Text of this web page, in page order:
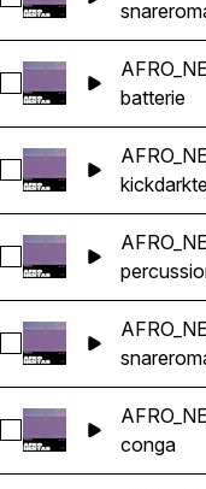
snare
Sélectionnez
batterie
Sélectionnez
kickdark
Sélectionnez
Sélectionnez
snare
Sélectionnez
conga